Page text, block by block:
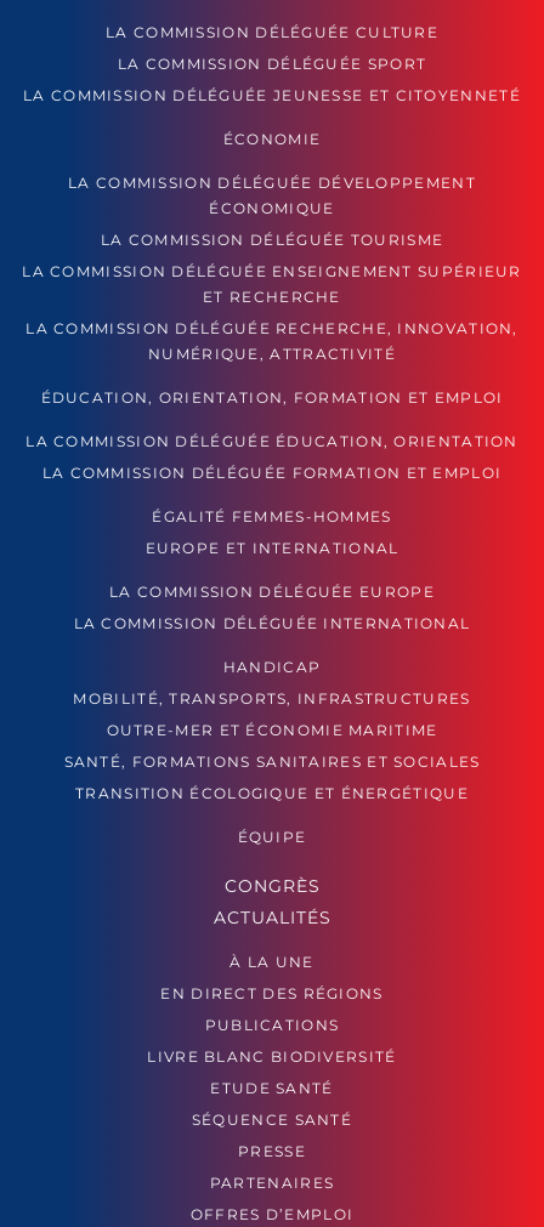
LA COMMISSION DÉLÉGUÉE CULTURE
LA COMMISSION DÉLÉGUÉE SPORT
LA COMMISSION DÉLÉGUÉE JEUNESSE ET CITOYENNETÉ
ÉCONOMIE
LA COMMISSION DÉLÉGUÉE DÉVELOPPEMENT
ÉCONOMIQUE
LA COMMISSION DÉLÉGUÉE TOURISME
LA COMMISSION DÉLÉGUÉE ENSEIGNEMENT SUPÉRIEUR
ET RECHERCHE
LA COMMISSION DÉLÉGUÉE RECHERCHE, INNOVATION,
NUMÉRIQUE, ATTRACTIVITÉ
ÉDUCATION, ORIENTATION, FORMATION ET EMPLOI
LA COMMISSION DÉLÉGUÉE ÉDUCATION, ORIENTATION
LA COMMISSION DÉLÉGUÉE FORMATION ET EMPLOI
ÉGALITÉ FEMMES-HOMMES
EUROPE ET INTERNATIONAL
LA COMMISSION DÉLÉGUÉE EUROPE
LA COMMISSION DÉLÉGUÉE INTERNATIONAL
HANDICAP
MOBILITÉ, TRANSPORTS, INFRASTRUCTURES
OUTRE-MER ET ÉCONOMIE MARITIME
SANTÉ, FORMATIONS SANITAIRES ET SOCIALES
TRANSITION ÉCOLOGIQUE ET ÉNERGÉTIQUE
ÉQUIPE
CONGRÈS
ACTUALITÉS
À LA UNE
EN DIRECT DES RÉGIONS
PUBLICATIONS
LIVRE BLANC BIODIVERSITÉ
ETUDE SANTÉ
SÉQUENCE SANTÉ
PRESSE
PARTENAIRES
OFFRES D’EMPLOI